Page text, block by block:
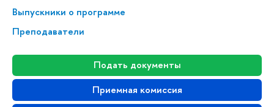
Выпускники о программе
Преподаватели
Подать документы
Приемная комиссия